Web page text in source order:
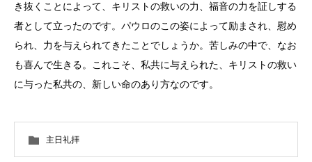
き抜くことによって、キリストの救いの力、福音の力を証しする
者として立ったのです。パウロのこの姿によって励まされ、慰め
られ、力を与えられてきたことでしょうか。苦しみの中で、なお
も喜んで生きる。これこそ、私共に与えられた、キリストの救い
に与った私共の、新しい命のあり方なのです。
主日礼拝